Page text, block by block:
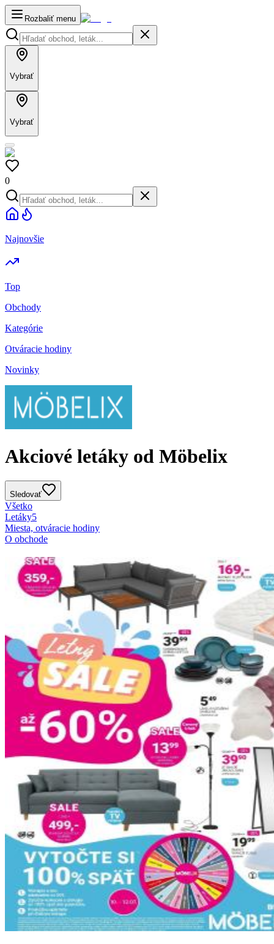
Rozbaliť menu
Vybrať
Vybrať
0
Najnovšie
Top
Obchody
Kategórie
Otváracie hodiny
Novinky
Akciové letáky od Möbelix
Sledovať
Všetko
Letáky5
Miesta, otváracie hodiny
O obchode